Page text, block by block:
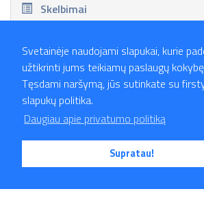
Svetainėje naudojami slapukai, kurie
užtikrinti jums teikiamų paslaugų
Tęsdami naršymą, jūs sutinkate su
slapukų politika.
Daugiau apie privatumo politiką
Supratau!
Skelbimai
Mokymai Straipsniai Darbo skelbimai
Apie mus Kontaktai Privatumo politika
2026 Firsty.lt - Visos teisės saugomos.
- info@firsty.lt